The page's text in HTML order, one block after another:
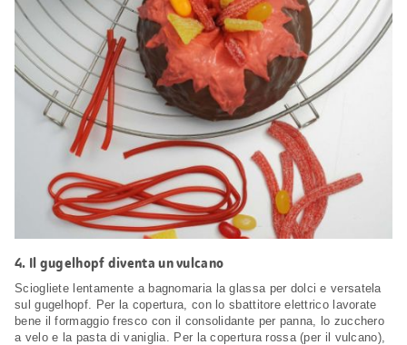
4. Il gugelhopf diventa un vulcano
Sciogliete lentamente a bagnomaria la glassa per dolci e versatela
sul gugelhopf. Per la copertura, con lo sbattitore elettrico lavorate
bene il formaggio fresco con il consolidante per panna, lo zucchero
a velo e la pasta di vaniglia. Per la copertura rossa (per il vulcano),